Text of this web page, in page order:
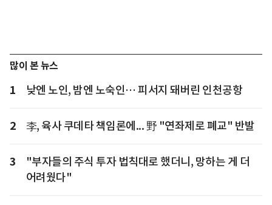
많이 본 뉴스
1 낮엔 노인, 밤엔 노숙인… 피서지 돼버린 인천공항
2 李, 육사 쿠데타 책임론에... 野 "연좌제로 폐교" 반발
3
"부자들의 주식 투자 법칙대로 했더니, 망하는 게 더
어려웠다"